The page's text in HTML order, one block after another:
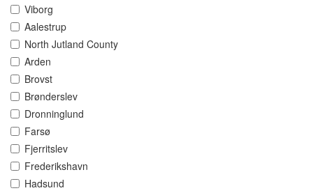
Viborg
Aalestrup
North Jutland County
Arden
Brovst
Brønderslev
Dronninglund
Farsø
Fjerritslev
Frederikshavn
Hadsund